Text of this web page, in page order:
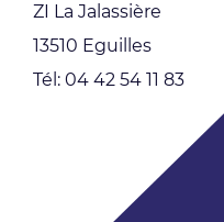
ZI La Jalassière
13510 Eguilles
Tél: 04 42 54 11 83